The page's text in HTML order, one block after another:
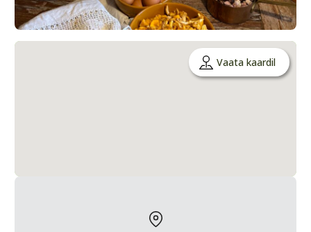
Vaata kaardil